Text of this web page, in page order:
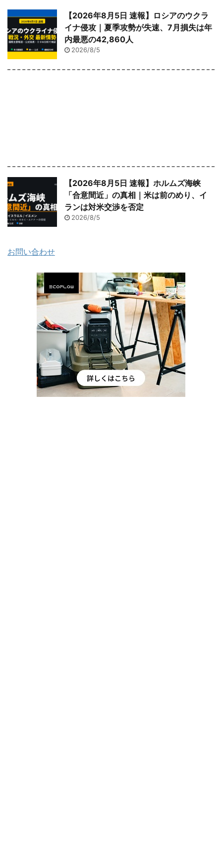
【2026年8月5日 速報】ロシアのウクラ
イナ侵攻｜夏季攻勢が失速、7月損失は年
内最悪の42,860人
2026/8/5
【2026年8月5日 速報】ホルムズ海峡
「合意間近」の真相｜米は前のめり、イ
ランは対米交渉を否定
2026/8/5
お問い合わせ